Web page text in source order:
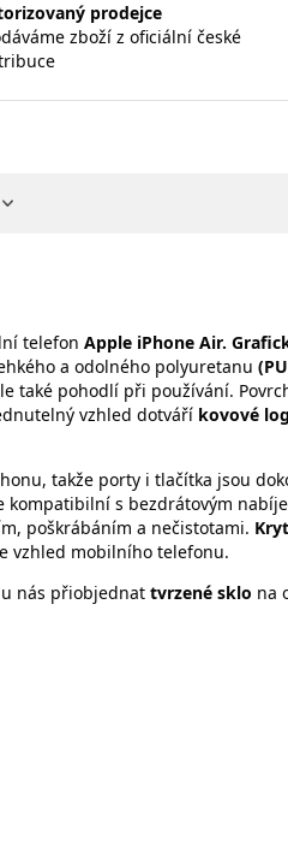
prodejce
zboží z oficiální české
telefon Apple iPhone Air.
a odolného polyuretanu
také pohodlí při používání.
vzhled dotváří kovové
takže porty i tlačítka jsou
kompatibilní s bezdrátovým
poškrábáním a nečistotami. Kryt
vzhled mobilního telefonu.
nás přiobjednat tvrzené sklo na